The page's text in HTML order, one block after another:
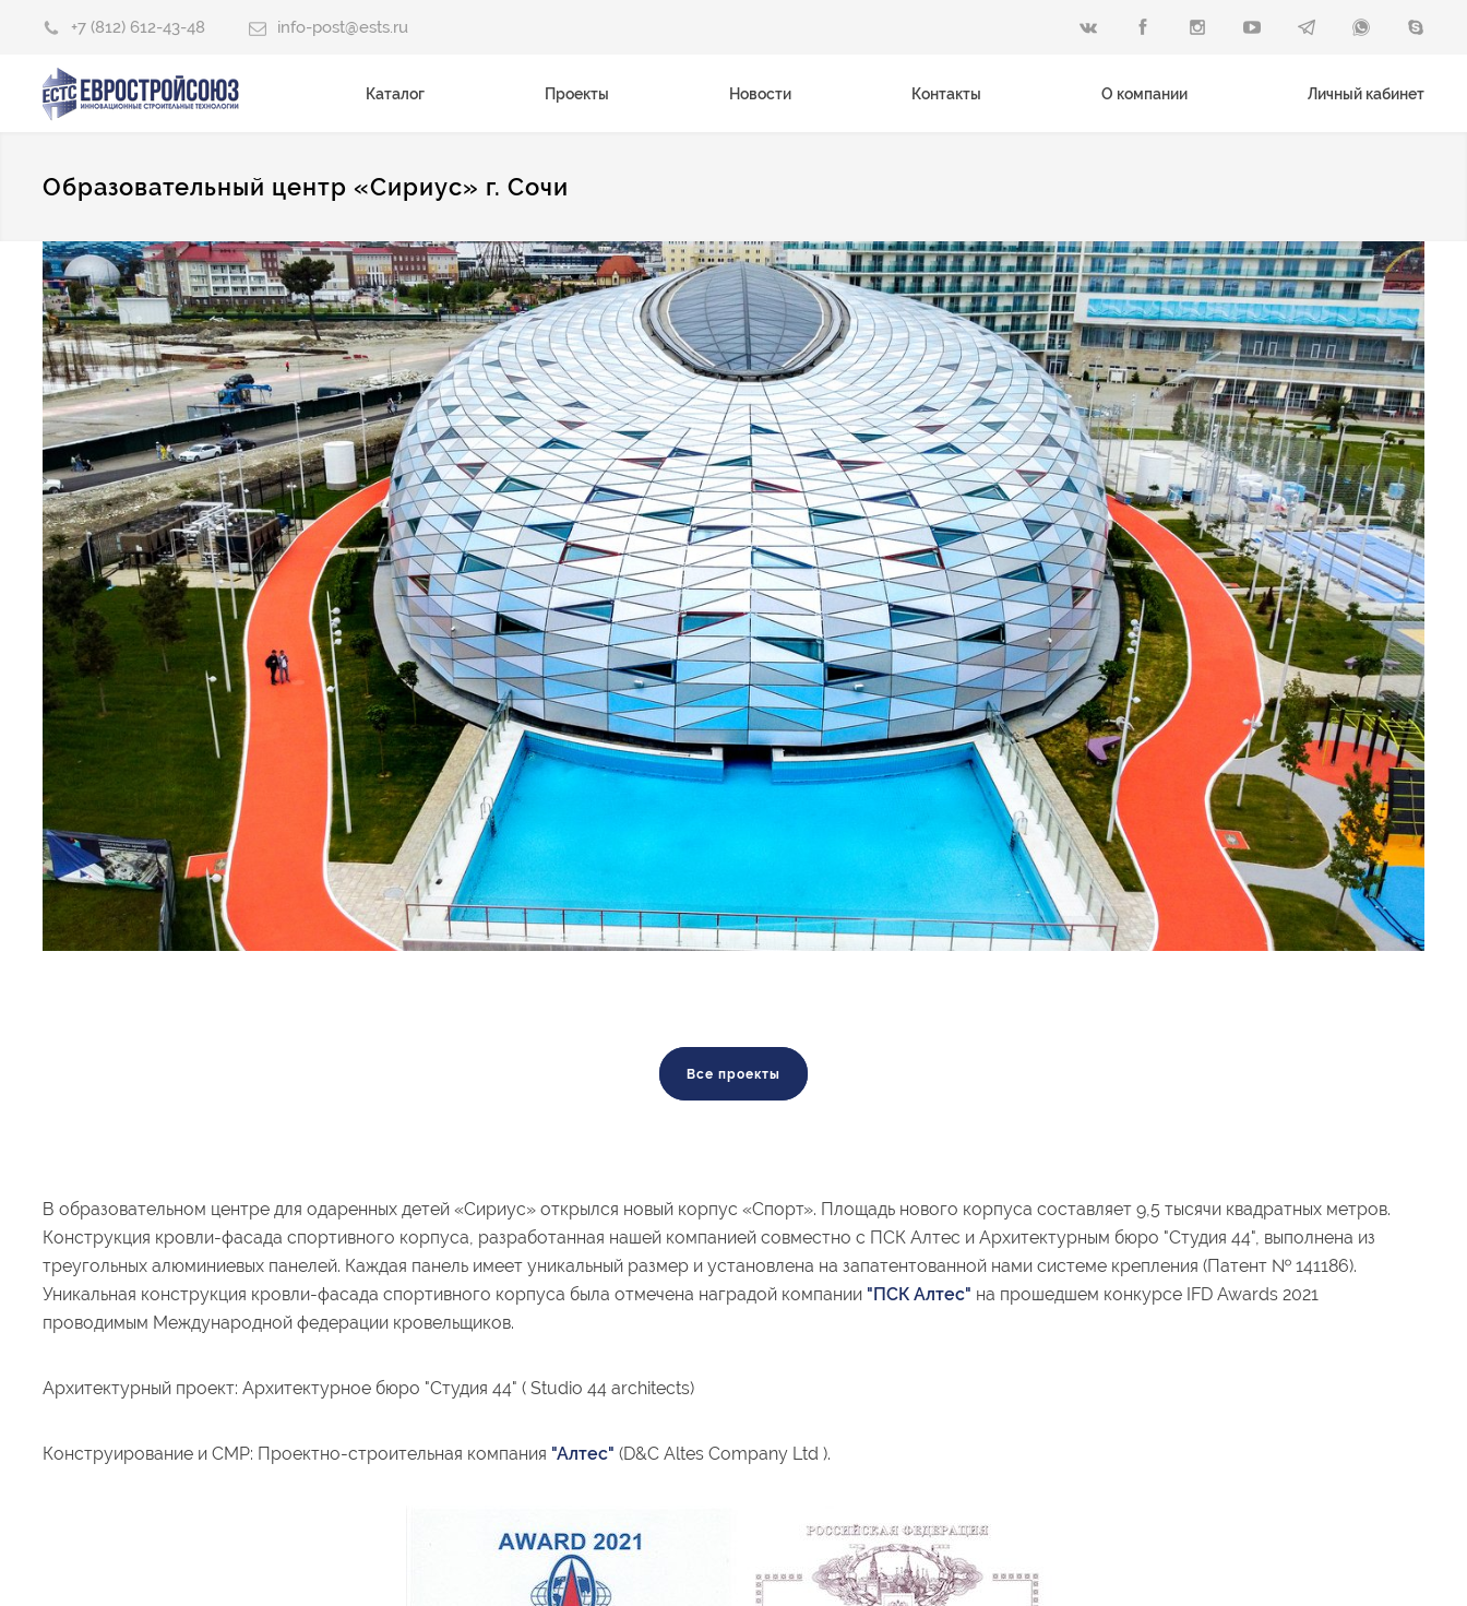
+7 (812) 612-43-48 info-post@ests.ru
Каталог Проекты Новости Контакты О компании Личный кабинет
Образовательный центр «Сириус» г. Сочи
Все проекты
В образовательном центре для одаренных детей «Сириус» открылся новый корпус «Спорт». Площадь нового корпуса составляет 9,5 тысячи квадратных метров.
Конструкция кровли-фасада спортивного корпуса, разработанная нашей компанией совместно с ПСК Алтес и Архитектурным бюро "Студия 44", выполнена из
треугольных алюминиевых панелей. Каждая панель имеет уникальный размер и установлена на запатентованной нами системе крепления (Патент № 141186).
Уникальная конструкция кровли-фасада спортивного корпуса была отмечена наградой компании "ПСК Алтес" на прошедшем конкурсе IFD Awards 2021
проводимым Международной федерации кровельщиков.
Архитектурный проект: Архитектурное бюро "Студия 44" ( Studio 44 architects)
Конструирование и СМР: Проектно-строительная компания "Алтес" (D&C Altes Company Ltd ).